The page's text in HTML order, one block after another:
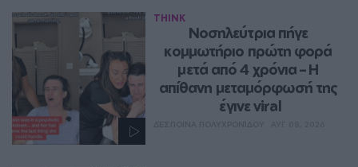
THINK
Νοσηλεύτρια πήγε
κομμωτήριο πρώτη φορά
μετά από 4 χρόνια – Η
απίθανη μεταμόρφωσή της
έγινε viral